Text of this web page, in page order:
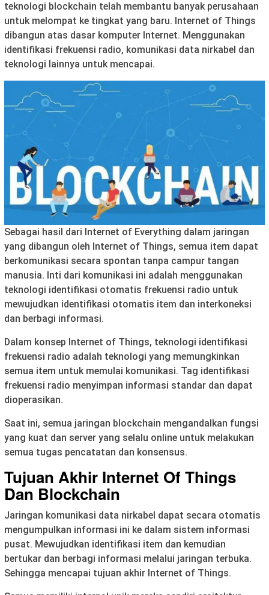
teknologi blockchain telah membantu banyak perusahaan
untuk melompat ke tingkat yang baru. Internet of Things
dibangun atas dasar komputer Internet. Menggunakan
identifikasi frekuensi radio, komunikasi data nirkabel dan
teknologi lainnya untuk mencapai.
Sebagai hasil dari Internet of Everything dalam jaringan
yang dibangun oleh Internet of Things, semua item dapat
berkomunikasi secara spontan tanpa campur tangan
manusia. Inti dari komunikasi ini adalah menggunakan
teknologi identifikasi otomatis frekuensi radio untuk
mewujudkan identifikasi otomatis item dan interkoneksi
dan berbagi informasi.
Dalam konsep Internet of Things, teknologi identifikasi
frekuensi radio adalah teknologi yang memungkinkan
semua item untuk memulai komunikasi. Tag identifikasi
frekuensi radio menyimpan informasi standar dan dapat
dioperasikan.
Saat ini, semua jaringan blockchain mengandalkan fungsi
yang kuat dan server yang selalu online untuk melakukan
semua tugas pencatatan dan konsensus.
Tujuan Akhir Internet Of Things
Dan Blockchain
Jaringan komunikasi data nirkabel dapat secara otomatis
mengumpulkan informasi ini ke dalam sistem informasi
pusat. Mewujudkan identifikasi item dan kemudian
bertukar dan berbagi informasi melalui jaringan terbuka.
Sehingga mencapai tujuan akhir Internet of Things.